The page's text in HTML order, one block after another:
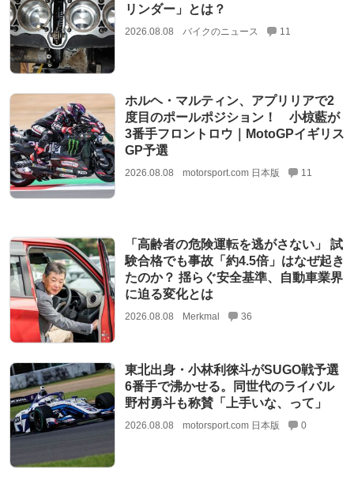
リンダー」とは？
2026.08.08 バイクのニュース 11
ホルヘ・マルティン、アプリリアで2
度目のポールポジション！ 小椋藍が
3番手フロントロウ｜MotoGPイギリス
GP予選
2026.08.08 motorsport.com 日本版 11
「高齢者の危険運転を逃がさない」 試
験合格でも事故「約4.5倍」はなぜ起き
たのか？ 揺らぐ安全基準、自動車業界
に迫る変化とは
2026.08.08 Merkmal 36
東北出身・小林利徠斗がSUGO戦予選
6番手で沸かせる。同世代のライバル
野村勇斗も称賛「上手いな、って」
2026.08.08 motorsport.com 日本版 0